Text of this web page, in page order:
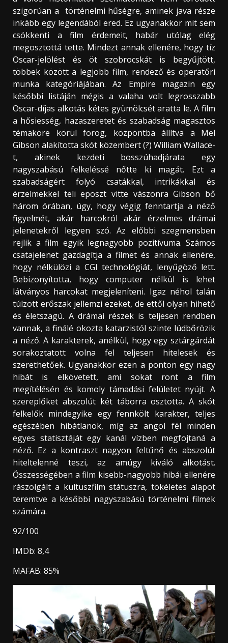
szigorúan a történelmi hűségre, aminek java része
inkább egy legendából ered. Ez ugyanakkor mit sem
csökkenti a film érdemeit, habár utólag elég
megosztottá tette. Mindezt annak ellenére, hogy tíz
Oscar-jelölést és öt szobrocskát is begyűjtött,
többek között a legjobb film, rendező és operatőri
munka kategóriájában. Az Empire magazin egy
későbbi listáján mégis a valaha volt legrosszabb
Oscar-díjas alkotás kétes gyümölcsét aratta le. A film
a hősiesség, hazaszeretet és szabadság magasztos
témaköre körül forog, központba állítva a Mel
Gibson alakította skót közembert (?) William Wallace-
t, akinek kezdeti bosszúhadjárata egy
nagyszabású felkeléssé nőtte ki magát. Ezt a
szabadságért folyó csatákkal, intrikákkal és
érzelmekkel teli eposzt vitte vászonra Gibson bő
három órában, úgy, hogy végig fenntartja a néző
figyelmét, akár harcokról akár érzelmes drámai
jelenetekről legyen szó. Az előbbi szegmensben
rejlik a film egyik legnagyobb pozitívuma. Számos
csatajelenet gazdagítja a filmet és annak ellenére,
hogy nélkülözi a CGI technológiát, lenyűgöző lett.
Bebizonyította, hogy computer nélkül is lehet
látványos harcokat megjeleníteni. Igaz néhol talán
túlzott erőszak jellemzi ezeket, de ettől olyan hihető
és életszagú. A drámai részek is teljesen rendben
vannak, a finálé okozta katarzistól szinte lúdbőrözik
a néző. A karakterek, anélkül, hogy egy sztárgárdát
sorakoztatott volna fel teljesen hitelesek és
szerethetőek. Ugyanakkor ezen a ponton egy nagy
hibát is elkövetett, ami sokat ront a film
megítélésén és komoly támadási felületet nyújt. A
szereplőket abszolút két táborra osztotta. A skót
felkelők mindegyike egy fennkölt karakter, teljes
egészében hibátlanok, míg az angol fél minden
egyes statisztáját egy kanál vízben megfojtaná a
néző. Ez a kontraszt nagyon feltűnő és abszolút
hiteltelenné teszi, az amúgy kiváló alkotást.
Összességében a film kisebb-nagyobb hibái ellenére
rászolgált a kultuszfilm státuszra, tökéletes alapot
teremtve a későbbi nagyszabású történelmi filmek
számára.
92/100
IMDb: 8,4
MAFAB: 85%